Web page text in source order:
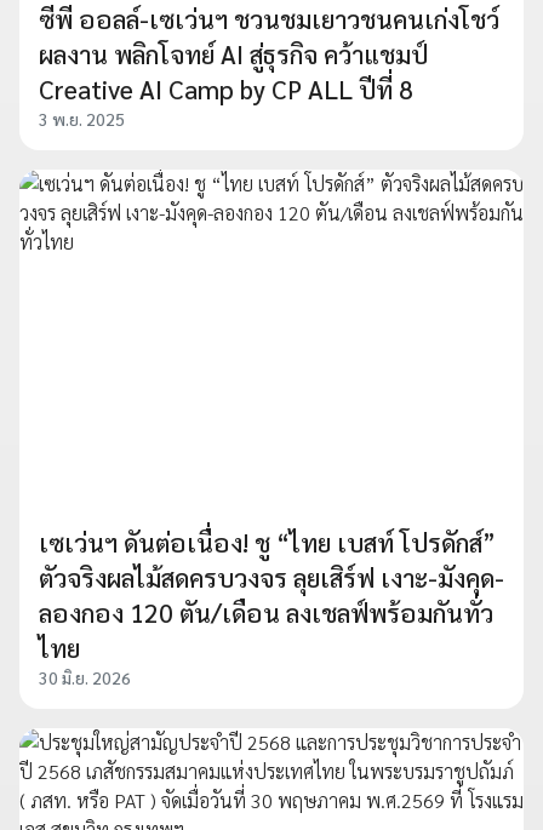
ซีพี ออลล์-เซเว่นฯ ชวนชมเยาวชนคนเก่งโชว์
ผลงาน พลิกโจทย์ AI สู่ธุรกิจ คว้าแชมป์
Creative AI Camp by CP ALL ปีที่ 8
3 พ.ย. 2025
เซเว่นฯ ดันต่อเนื่อง! ชู “ไทย เบสท์ โปรดักส์”
ตัวจริงผลไม้สดครบวงจร ลุยเสิร์ฟ เงาะ-มังคุด-
ลองกอง 120 ตัน/เดือน ลงเชลฟ์พร้อมกันทั่ว
ไทย
30 มิ.ย. 2026